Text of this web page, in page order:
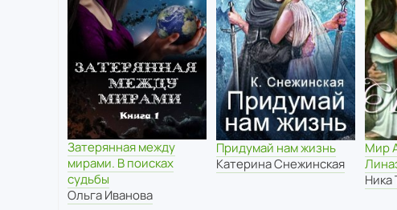
Затерянная между
мирами. В поисках
судьбы
Ольга Иванова
Придумай нам жизнь
Катерина Снежинская
Мир
Ника